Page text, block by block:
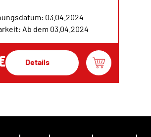
03.04.2024
Ab dem 03.04.2024
Details